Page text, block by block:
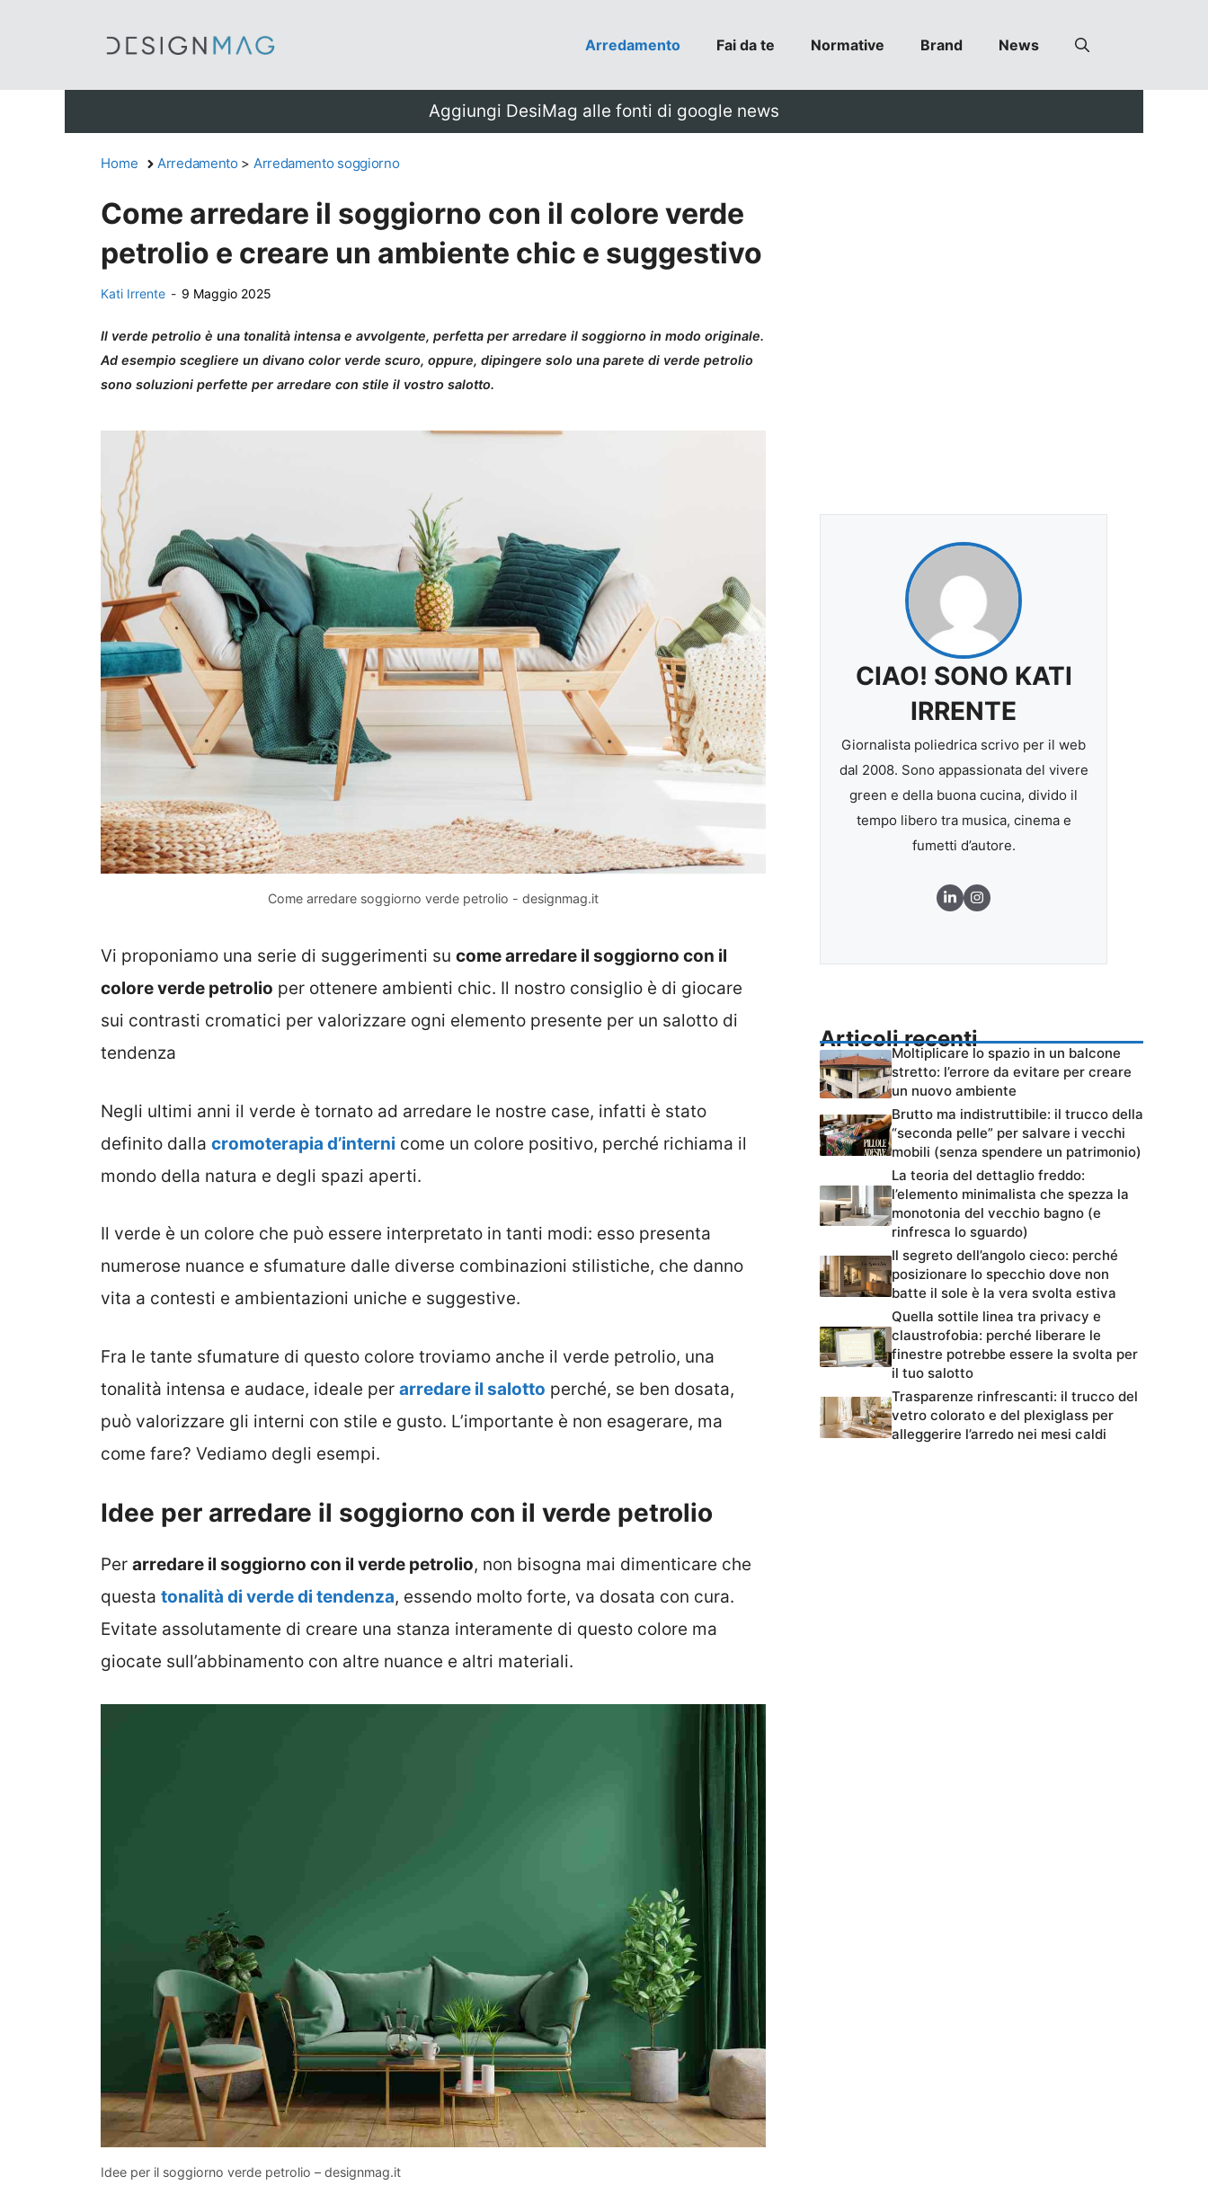
Arredamento Fai da te Normative Brand News
Aggiungi DesiMag alle fonti di google news
Home Arredamento > Arredamento soggiorno
Come arredare il soggiorno con il colore verde
petrolio e creare un ambiente chic e suggestivo
Kati Irrente - 9 Maggio 2025
Il verde petrolio è una tonalità intensa e avvolgente, perfetta per arredare il soggiorno in modo originale.
Ad esempio scegliere un divano color verde scuro, oppure, dipingere solo una parete di verde petrolio
sono soluzioni perfette per arredare con stile il vostro salotto.
Come arredare soggiorno verde petrolio - designmag.it
Vi proponiamo una serie di suggerimenti su come arredare il soggiorno con il
colore verde petrolio per ottenere ambienti chic. Il nostro consiglio è di giocare
sui contrasti cromatici per valorizzare ogni elemento presente per un salotto di
tendenza
Negli ultimi anni il verde è tornato ad arredare le nostre case, infatti è stato
definito dalla cromoterapia d’interni come un colore positivo, perché richiama il
mondo della natura e degli spazi aperti.
Il verde è un colore che può essere interpretato in tanti modi: esso presenta
numerose nuance e sfumature dalle diverse combinazioni stilistiche, che danno
vita a contesti e ambientazioni uniche e suggestive.
Fra le tante sfumature di questo colore troviamo anche il verde petrolio, una
tonalità intensa e audace, ideale per arredare il salotto perché, se ben dosata,
può valorizzare gli interni con stile e gusto. L’importante è non esagerare, ma
come fare? Vediamo degli esempi.
Idee per arredare il soggiorno con il verde petrolio
Per arredare il soggiorno con il verde petrolio, non bisogna mai dimenticare che
questa tonalità di verde di tendenza, essendo molto forte, va dosata con cura.
Evitate assolutamente di creare una stanza interamente di questo colore ma
giocate sull’abbinamento con altre nuance e altri materiali.
Idee per il soggiorno verde petrolio – designmag.it
CIAO! SONO KATI
IRRENTE
Giornalista poliedrica scrivo per il web
dal 2008. Sono appassionata del vivere
green e della buona cucina, divido il
tempo libero tra musica, cinema e
fumetti d’autore.
Articoli recenti
Moltiplicare lo spazio in un balcone
stretto: l’errore da evitare per creare
un nuovo ambiente
Brutto ma indistruttibile: il trucco della
“seconda pelle” per salvare i vecchi
mobili (senza spendere un patrimonio)
La teoria del dettaglio freddo:
l’elemento minimalista che spezza la
monotonia del vecchio bagno (e
rinfresca lo sguardo)
Il segreto dell’angolo cieco: perché
posizionare lo specchio dove non
batte il sole è la vera svolta estiva
Quella sottile linea tra privacy e
claustrofobia: perché liberare le
finestre potrebbe essere la svolta per
il tuo salotto
Trasparenze rinfrescanti: il trucco del
vetro colorato e del plexiglass per
alleggerire l’arredo nei mesi caldi